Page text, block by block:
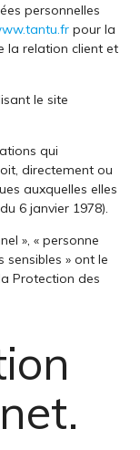
personnelles
pour la
la relation client et
le site
qui
directement ou
auxquelles elles
6 janvier 1978).
», « personne
sensibles » ont le
Protection des